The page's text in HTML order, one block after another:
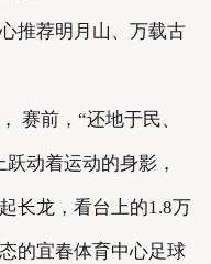
推荐明月山、万载古
赛前，“还地于民、
动着运动的身影，
长龙，看台上的1.8万
的宜春体育中心足球